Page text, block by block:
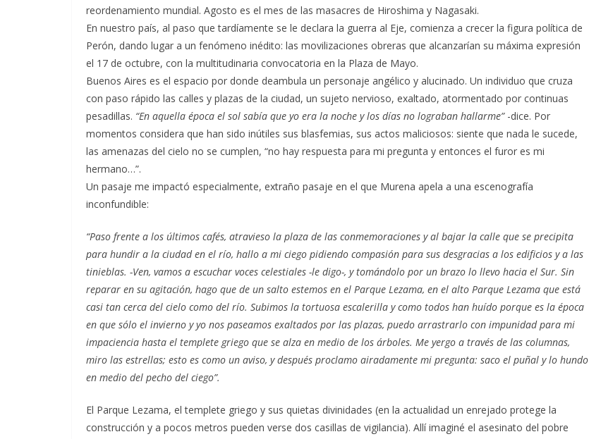
reordenamiento mundial. Agosto es el mes de las masacres de Hiroshima y Nagasaki.
En nuestro país, al paso que tardíamente se le declara la guerra al Eje, comienza a crecer la figura política de
Perón, dando lugar a un fenómeno inédito: las movilizaciones obreras que alcanzarían su máxima expresión
el 17 de octubre, con la multitudinaria convocatoria en la Plaza de Mayo.
Buenos Aires es el espacio por donde deambula un personaje angélico y alucinado. Un individuo que cruza
con paso rápido las calles y plazas de la ciudad, un sujeto nervioso, exaltado, atormentado por continuas
pesadillas. “En aquella época el sol sabía que yo era la noche y los días no lograban hallarme” -dice. Por
momentos considera que han sido inútiles sus blasfemias, sus actos maliciosos: siente que nada le sucede,
las amenazas del cielo no se cumplen, “no hay respuesta para mi pregunta y entonces el furor es mi
hermano…”.
Un pasaje me impactó especialmente, extraño pasaje en el que Murena apela a una escenografía
inconfundible:
“Paso frente a los últimos cafés, atravieso la plaza de las conmemoraciones y al bajar la calle que se precipita
para hundir a la ciudad en el río, hallo a mi ciego pidiendo compasión para sus desgracias a los edificios y a las
tinieblas. -Ven, vamos a escuchar voces celestiales -le digo-, y tomándolo por un brazo lo llevo hacia el Sur. Sin
reparar en su agitación, hago que de un salto estemos en el Parque Lezama, en el alto Parque Lezama que está
casi tan cerca del cielo como del río. Subimos la tortuosa escalerilla y como todos han huído porque es la época
en que sólo el invierno y yo nos paseamos exaltados por las plazas, puedo arrastrarlo con impunidad para mi
impaciencia hasta el templete griego que se alza en medio de los árboles. Me yergo a través de las columnas,
miro las estrellas; esto es como un aviso, y después proclamo airadamente mi pregunta: saco el puñal y lo hundo
en medio del pecho del ciego”.
El Parque Lezama, el templete griego y sus quietas divinidades (en la actualidad un enrejado protege la
construcción y a pocos metros pueden verse dos casillas de vigilancia). Allí imaginé el asesinato del pobre